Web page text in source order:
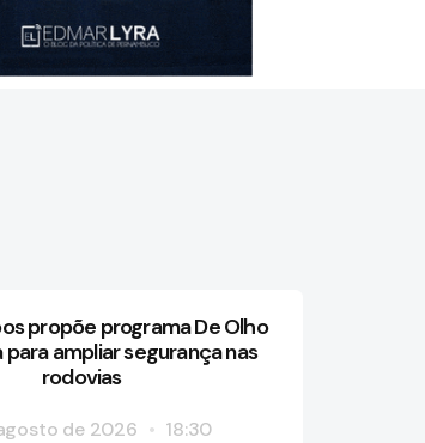
propõe programa De Olho
para ampliar segurança nas
rodovias
de 2026 18:30